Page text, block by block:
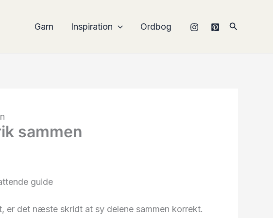
Garn Inspiration Ordbog Søg
sammen
guide
det næste skridt at sy delene sammen korrekt.